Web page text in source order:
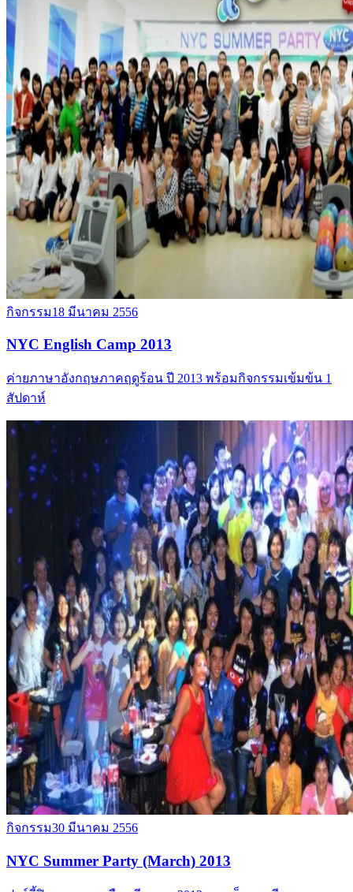
กิจกรรม18 มีนาคม 2556
NYC English Camp 2013
ค่ายภาษาอังกฤษภาคฤดูร้อน ปี 2013 พร้อมกิจกรรมเข้มข้น 1
สัปดาห์
กิจกรรม30 มีนาคม 2556
NYC Summer Party (March) 2013